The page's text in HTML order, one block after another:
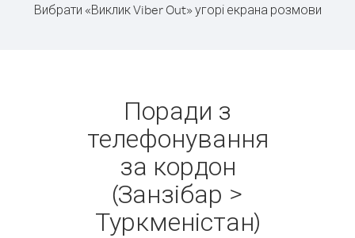
Вибрати «Виклик Viber Out» угорі екрана розмови
Поради з
телефонування
за кордон
(Занзібар >
Туркменістан)